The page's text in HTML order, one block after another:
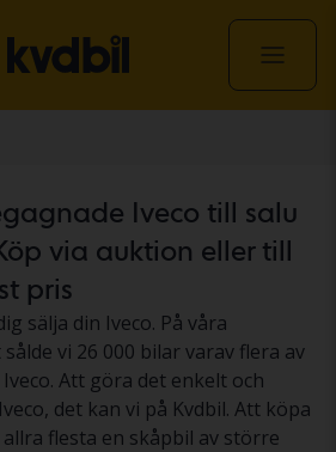
Iveco till salu
via auktion eller till
pris
sälja din Iveco. På våra
vi 26 000 bilar varav flera av
Att göra det enkelt och
det kan vi på Kvdbil. Att köpa
flesta en skåpbil av större